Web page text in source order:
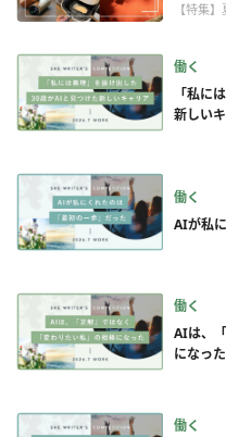
【特集
働く
「私に
新しい
働く
AIが私
働く
AIは、
になった
働く